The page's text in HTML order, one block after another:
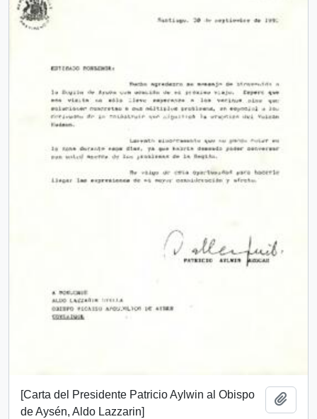
[Carta del Presidente Patricio Aylwin al Obispo
de Aysén, Aldo Lazzarin]